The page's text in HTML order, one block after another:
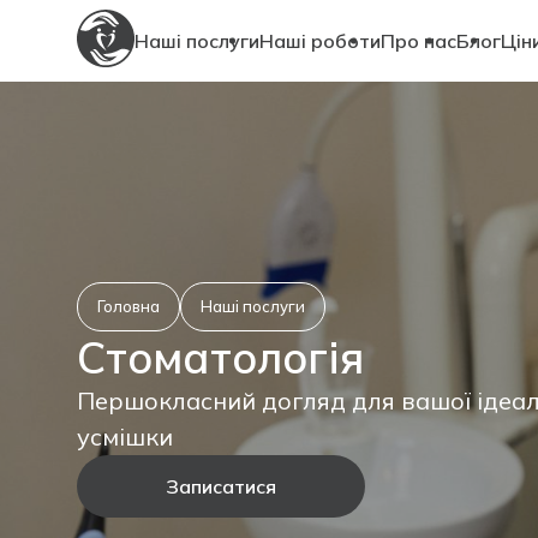
Наші послугиНаші роботиПро насБлог
Головна Наші послуги
Стоматологія
Першокласний догляд для вашої
усмішки
Записатися